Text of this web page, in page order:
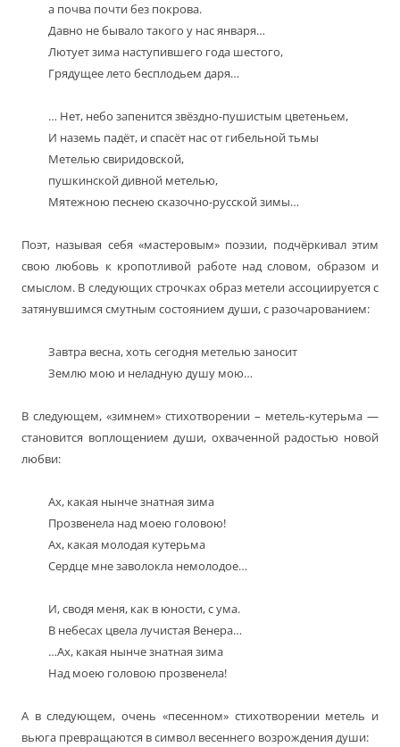
а почва почти без покрова.
Давно не бывало такого у нас января…
Лютует зима наступившего года шестого,
Грядущее лето бесплодьем даря…
… Нет, небо запенится звёздно-пушистым цветеньем,
И наземь падёт, и спасёт нас от гибельной тьмы
Метелью свиридовской,
пушкинской дивной метелью,
Мятежною песнею сказочно-русской зимы…
Поэт, называя себя «мастеровым» поэзии, подчёркивал этим
свою любовь к кропотливой работе над словом, образом и
смыслом. В следующих строчках образ метели ассоциируется с
затянувшимся смутным состоянием души, с разочарованием:
Завтра весна, хоть сегодня метелью заносит
Землю мою и неладную душу мою…
В следующем, «зимнем» стихотворении – метель-кутерьма —
становится воплощением души, охваченной радостью новой
любви:
Ах, какая нынче знатная зима
Прозвенела над моею головою!
Ах, какая молодая кутерьма
Сердце мне заволокла немолодое…
И, сводя меня, как в юности, с ума.
В небесах цвела лучистая Венера…
…Ах, какая нынче знатная зима
Над моею головою прозвенела!
А в следующем, очень «песенном» стихотворении метель и
вьюга превращаются в символ весеннего возрождения души: